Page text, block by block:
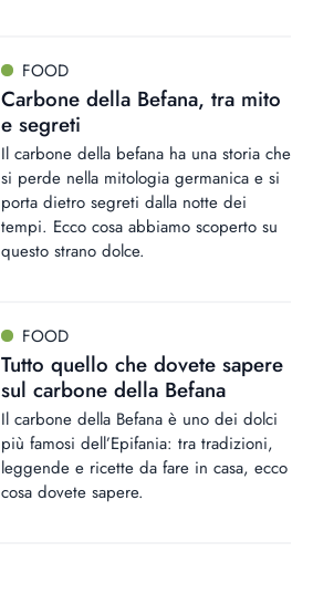
FOOD
Carbone della Befana, tra mito
e segreti
Il carbone della befana ha una storia che
si perde nella mitologia germanica e si
porta dietro segreti dalla notte dei
tempi. Ecco cosa abbiamo scoperto su
questo strano dolce.
FOOD
Tutto quello che dovete sapere
sul carbone della Befana
Il carbone della Befana è uno dei dolci
più famosi dell’Epifania: tra tradizioni,
leggende e ricette da fare in casa, ecco
cosa dovete sapere.